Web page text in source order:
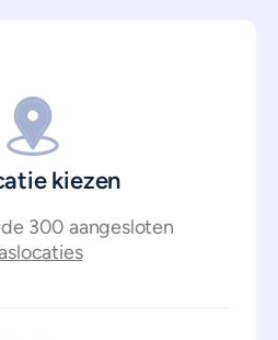
kiezen
de 300 aangesloten